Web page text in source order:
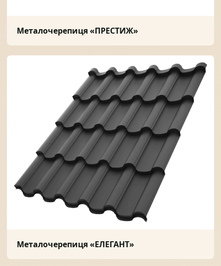
Металочерепиця «ПРЕСТИЖ»
Металочерепиця «ЕЛЕГАНТ»